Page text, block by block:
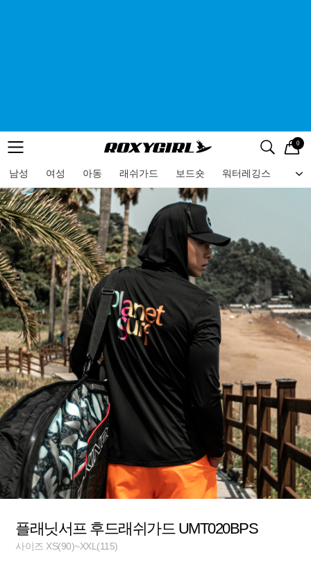
메뉴 검색
로고 0
남성 여성 아동 래쉬가드 보드숏 워터레깅스 비
메뉴
플래닛서프 후드래쉬가드 UMT020BPS
사이즈 XS(90)~XXL(115)